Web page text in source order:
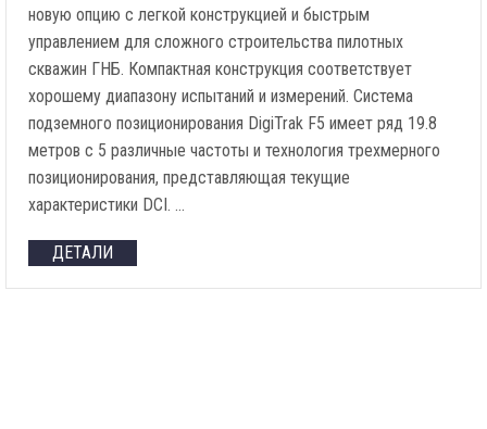
новую опцию с легкой конструкцией и быстрым
управлением для сложного строительства пилотных
скважин ГНБ. Компактная конструкция соответствует
хорошему диапазону испытаний и измерений. Система
подземного позиционирования DigiTrak F5 имеет ряд 19.8
метров с 5 различные частоты и технология трехмерного
позиционирования, представляющая текущие
характеристики DCI. …
ДЕТАЛИ